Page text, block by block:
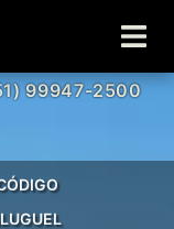
99947-2500